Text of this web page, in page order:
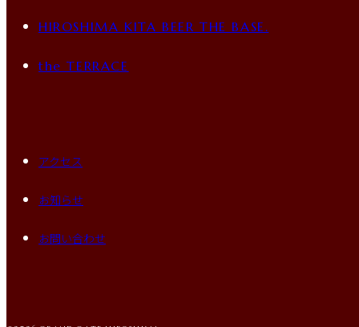
HIROSHIMA KITA BEER THE BASE.
the TERRACE
アクセス
お知らせ
お問い合わせ